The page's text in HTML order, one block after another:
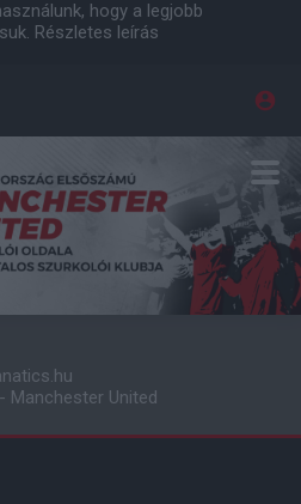
hogy a legjobb
Részletes leírás
Manchester United